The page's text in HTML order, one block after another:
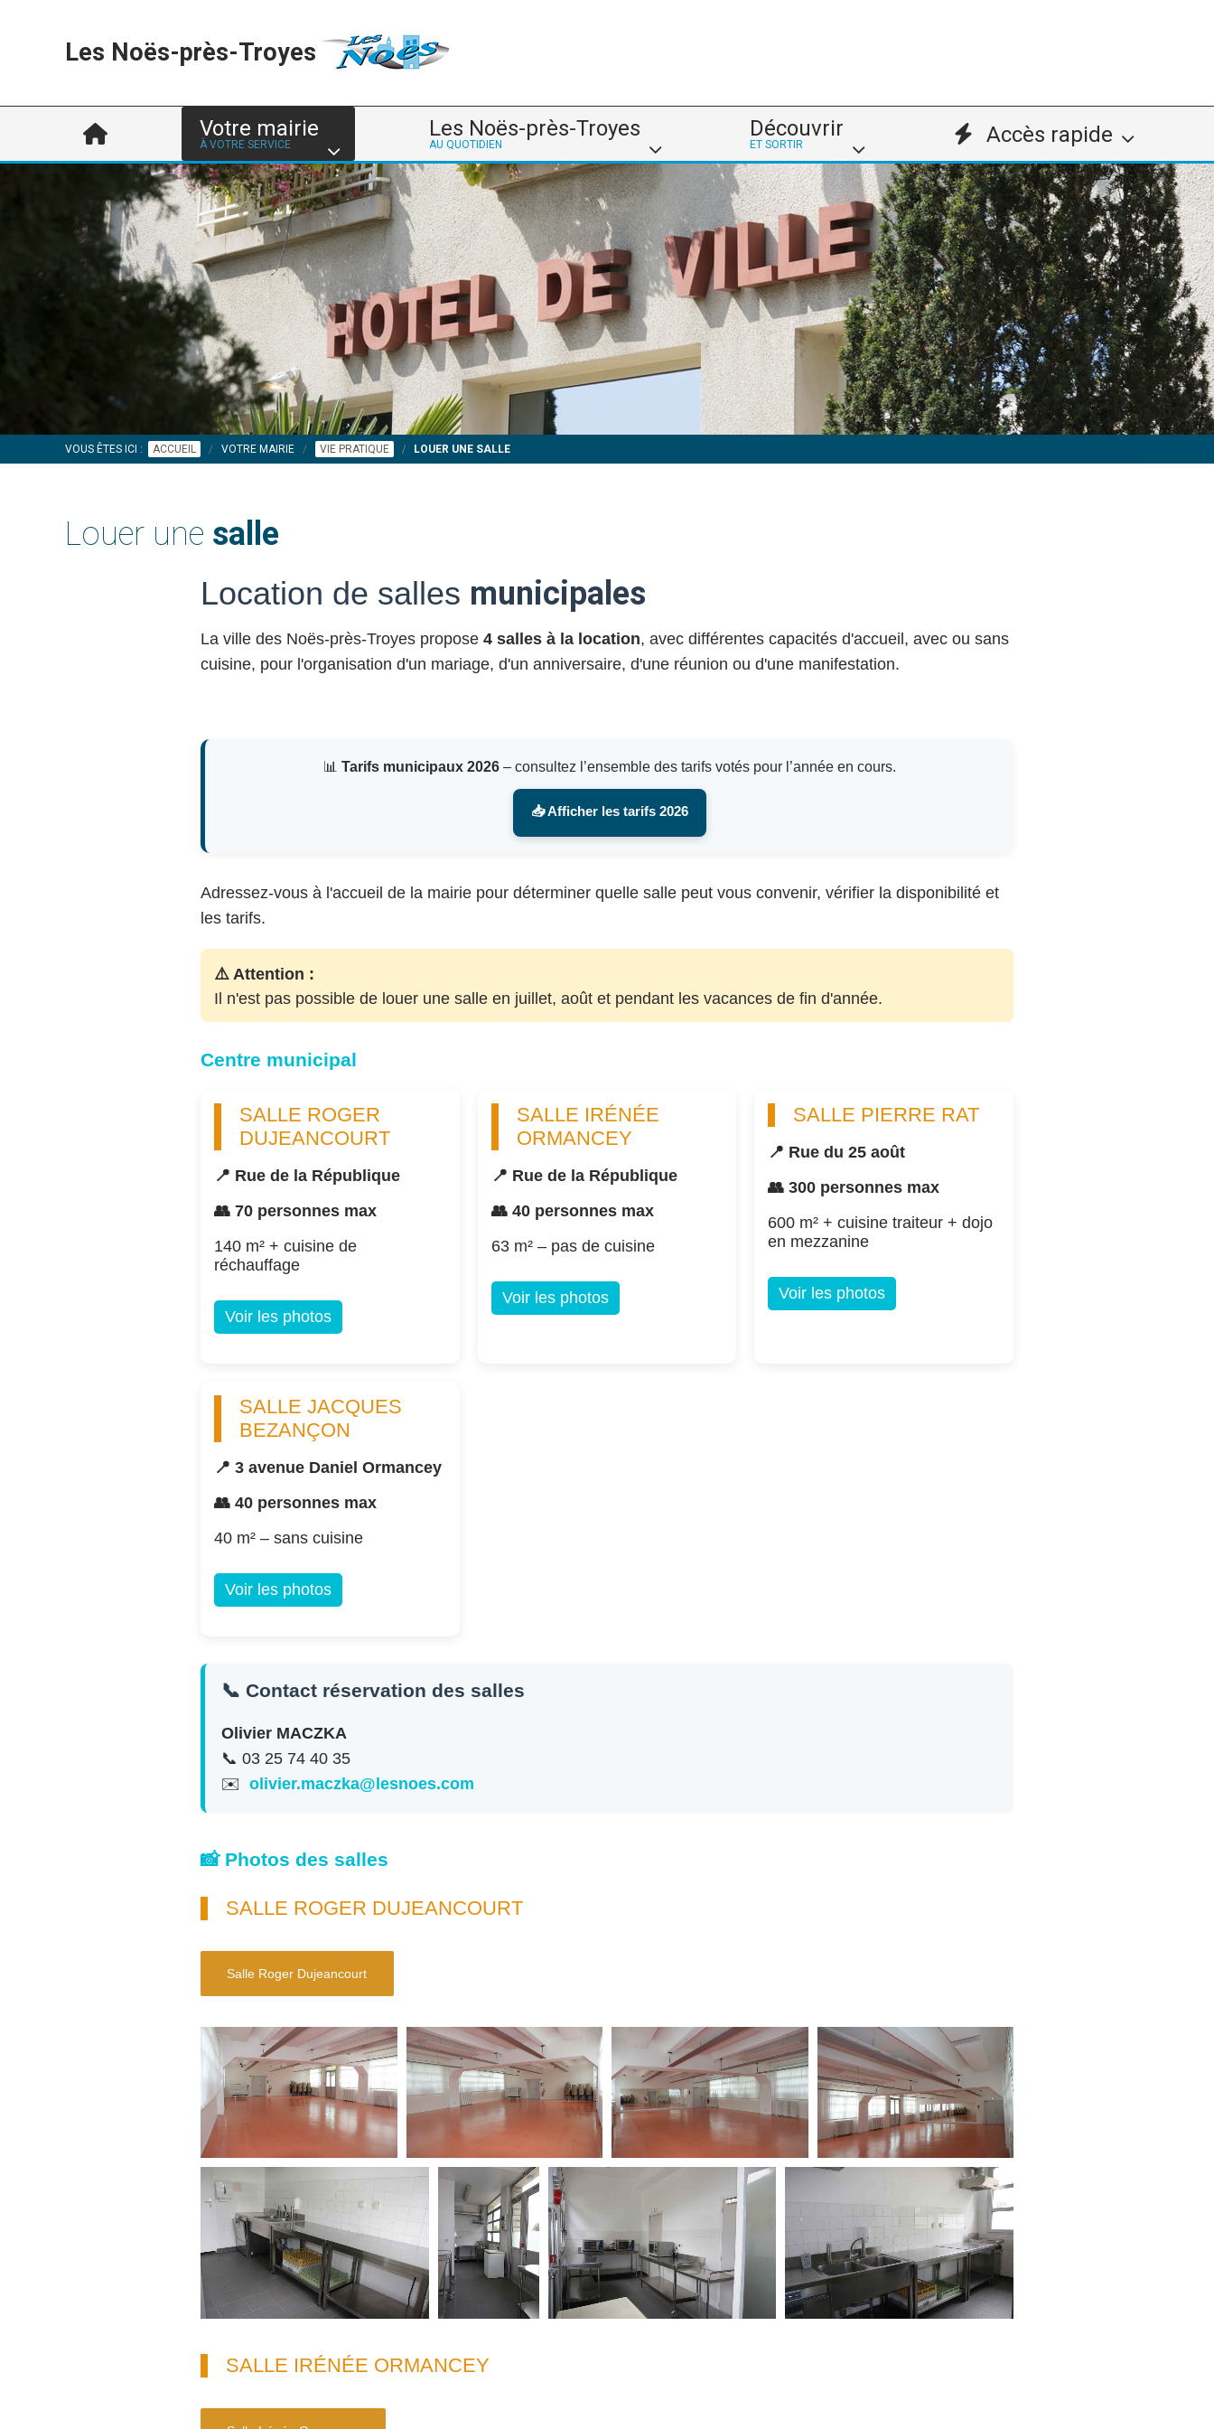
Les Noës-près-Troyes
Votre mairie
À VOTRE SERVICE
Les Noës-près-Troyes
AU QUOTIDIEN
Découvrir
ET SORTIR Accès rapide
VOUS ÊTES ICI : ACCUEIL VOTRE MAIRIE VIE PRATIQUE LOUER UNE SALLE
Louer une salle
Location de salles municipales
La ville des Noës-près-Troyes propose 4 salles à la location, avec différentes capacités d'accueil, avec ou sans
cuisine, pour l'organisation d'un mariage, d'un anniversaire, d'une réunion ou d'une manifestation.
📊 Tarifs municipaux 2026– consultez l’ensemble des tarifs votés pour l’année en cours.
📥 Afficher les tarifs 2026
Adressez-vous à l'accueil de la mairie pour déterminer quelle salle peut vous convenir, vérifier la disponibilité et
les tarifs.
⚠️ Attention :
Il n'est pas possible de louer une salle en juillet, août et pendant les vacances de fin d'année.
Centre municipal
SALLE ROGER
DUJEANCOURT
📍 Rue de la République
👥 70 personnes max
140 m² + cuisine de
réchauffage
Voir les photos
SALLE IRÉNÉE
ORMANCEY
📍 Rue de la République
👥 40 personnes max
63 m² – pas de cuisine
Voir les photos
SALLE PIERRE RAT
📍 Rue du 25 août
👥 300 personnes max
600 m² + cuisine traiteur + dojo
en mezzanine
Voir les photos
SALLE JACQUES
BEZANÇON
📍 3 avenue Daniel Ormancey
👥 40 personnes max
40 m² – sans cuisine
Voir les photos
📞 Contact réservation des salles
Olivier MACZKA
📞 03 25 74 40 35
✉️ olivier.maczka@lesnoes.com
📸 Photos des salles
SALLE ROGER DUJEANCOURT
Salle Roger Dujeancourt
SALLE IRÉNÉE ORMANCEY